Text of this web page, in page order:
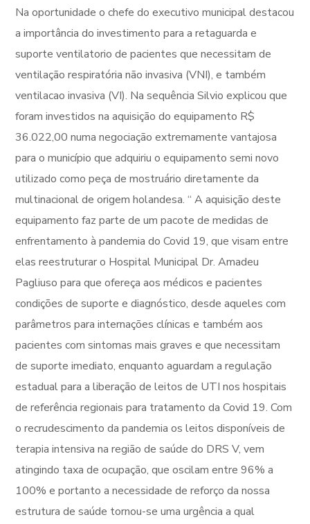
Na oportunidade o chefe do executivo municipal destacou
a importância do investimento para a retaguarda e
suporte ventilatorio de pacientes que necessitam de
ventilação respiratória não invasiva (VNI), e também
ventilacao invasiva (VI). Na sequência Silvio explicou que
foram investidos na aquisição do equipamento R$
36.022,00 numa negociação extremamente vantajosa
para o município que adquiriu o equipamento semi novo
utilizado como peça de mostruário diretamente da
multinacional de origem holandesa. “ A aquisição deste
equipamento faz parte de um pacote de medidas de
enfrentamento à pandemia do Covid 19, que visam entre
elas reestruturar o Hospital Municipal Dr. Amadeu
Pagliuso para que ofereça aos médicos e pacientes
condições de suporte e diagnóstico, desde aqueles com
parâmetros para internações clínicas e também aos
pacientes com sintomas mais graves e que necessitam
de suporte imediato, enquanto aguardam a regulação
estadual para a liberação de leitos de UTI nos hospitais
de referência regionais para tratamento da Covid 19. Com
o recrudescimento da pandemia os leitos disponíveis de
terapia intensiva na região de saúde do DRS V, vem
atingindo taxa de ocupação, que oscilam entre 96% a
100% e portanto a necessidade de reforço da nossa
estrutura de saúde tornou-se uma urgência a qual